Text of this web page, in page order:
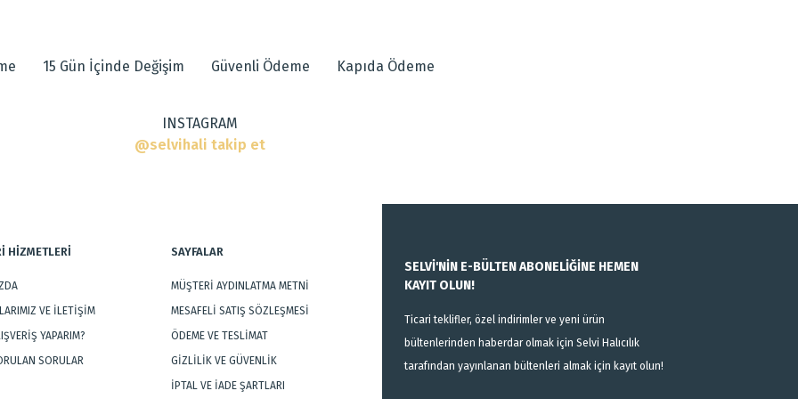
Gönder
15 Gün İçinde Değişim Güvenli Ödeme Kapıda Ödeme
INSTAGRAM
@selvihali takip et
HİZMETLERİ
VE İLETİŞİM
YAPARIM?
SORULAR
SAYFALAR
MÜŞTERİ AYDINLATMA METNİ
MESAFELİ SATIŞ SÖZLEŞMESİ
ÖDEME VE TESLİMAT
GİZLİLİK VE GÜVENLİK
İPTAL VE İADE ŞARTLARI
SELVİ'NİN E-BÜLTEN ABONELİĞİNE HEMEN
KAYIT OLUN!
Ticari teklifler, özel indirimler ve yeni ürün
bültenlerinden haberdar olmak için Selvi Halıcılık
tarafından yayınlanan bültenleri almak için kayıt olun!